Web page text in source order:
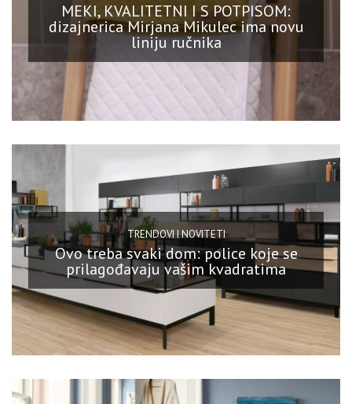
MEKI, KVALITETNI I S POTPISOM:
dizajnerica Mirjana Mikulec ima novu
liniju ručnika
TRENDOVI I NOVITETI
Ovo treba svaki dom: police koje se
prilagođavaju vašim kvadratima